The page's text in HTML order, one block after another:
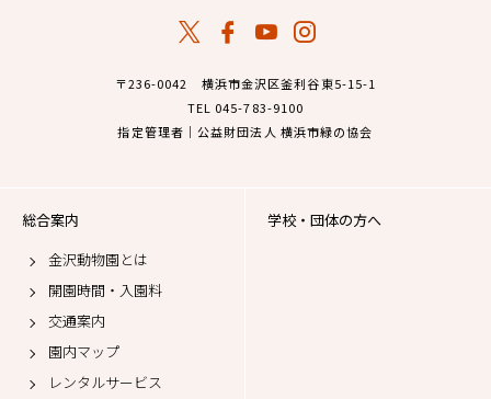
〒236-0042 横浜市金沢区釜利谷東5-15-1
TEL 045-783-9100
指定管理者｜公益財団法人 横浜市緑の協会
総合案内
金沢動物園とは
開園時間・入園料
交通案内
園内マップ
レンタルサービス
学校・団体の方へ